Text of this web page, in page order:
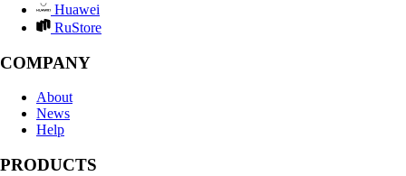
Huawei
RuStore
COMPANY
About
News
Help
PRODUCTS